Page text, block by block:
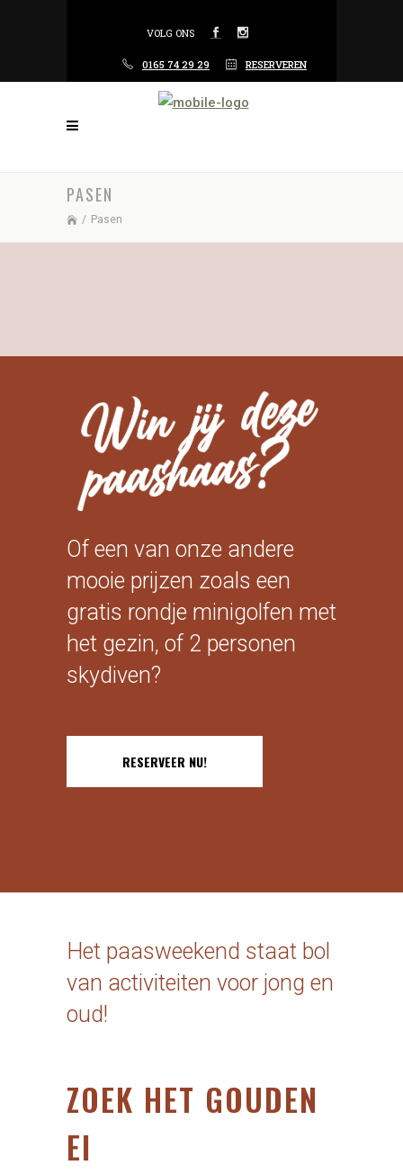
VOLG ONS
0165 74 29 29 RESERVEREN
PASEN
/ Pasen
Of een van onze andere
mooie prijzen zoals een
gratis rondje minigolfen met
het gezin, of 2 personen
skydiven?
RESERVEER NU!
Het paasweekend staat bol
van activiteiten voor jong en
oud!
ZOEK HET GOUDEN
EI